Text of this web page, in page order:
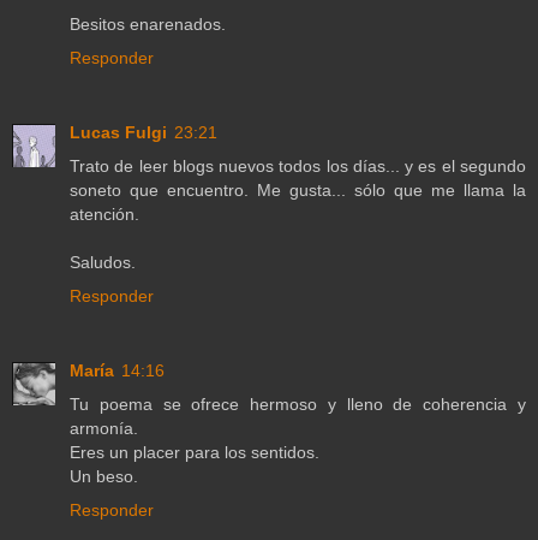
Besitos enarenados.
Responder
Lucas Fulgi 23:21
Trato de leer blogs nuevos todos los días... y es el segundo
soneto que encuentro. Me gusta... sólo que me llama la
atención.
Saludos.
Responder
María 14:16
Tu poema se ofrece hermoso y lleno de coherencia y
armonía.
Eres un placer para los sentidos.
Un beso.
Responder